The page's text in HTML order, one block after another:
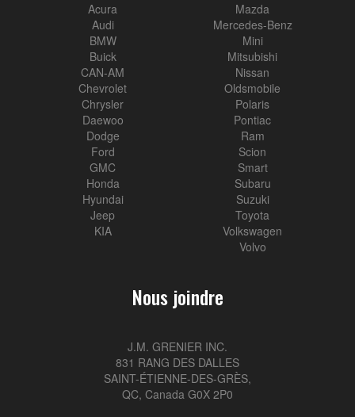
Acura
Audi
BMW
Buick
CAN-AM
Chevrolet
Chrysler
Daewoo
Dodge
Ford
GMC
Honda
Hyundai
Jeep
KIA
Mazda
Mercedes-Benz
Mini
Mitsubishi
Nissan
Oldsmobile
Polaris
Pontiac
Ram
Scion
Smart
Subaru
Suzuki
Toyota
Volkswagen
Volvo
Nous joindre
J.M. GRENIER INC.
831 RANG DES DALLES
SAINT-ÉTIENNE-DES-GRÈS,
QC, Canada G0X 2P0